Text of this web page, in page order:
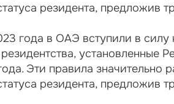
резидента, предложив
года в ОАЭ вступили в
резидентства,
Эти правила
резидента, предложив